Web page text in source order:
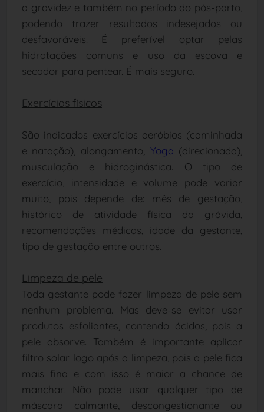
a gravidez e também no período do pós-parto,
podendo trazer resultados indesejados ou
desfavoráveis. É preferível optar pelas
hidratações comuns e uso da escova e
secador para pentear. É mais seguro.
Exercícios físicos
São indicados exercícios aeróbios (caminhada
e natação), alongamento, Yoga (direcionada),
musculação e hidroginástica. O tipo de
exercício, intensidade e volume pode variar
muito, pois depende de: mês de gestação,
histórico de atividade física da grávida,
recomendações médicas, idade da gestante,
tipo de gestação entre outros.
Limpeza de pele
Toda gestante pode fazer limpeza de pele sem
nenhum problema. Mas deve-se evitar usar
produtos esfoliantes, contendo ácidos, pois a
pele absorve. Também é importante aplicar
filtro solar logo após a limpeza, pois a pele fica
mais fina e com isso é maior a chance de
manchar. Não pode usar qualquer tipo de
máscara calmante, descongestionanteou